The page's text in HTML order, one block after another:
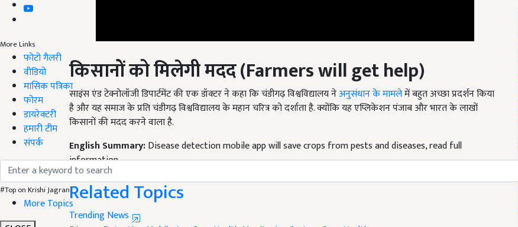
More Links
फोटो गैलरी
वीडियो
मासिक पत्रिका
फोरम
डायरेक्टरी
हमारी टीम
संपर्क
#Top on Krishi Jagran
More Topics
किसानों को मिलेगी मदद (Farmers will get help)
साइंस एंड टेक्नोलॉजी डिपार्टमेंट की एक डॉक्टर ने कहा कि चंडीगढ़ विश्वविद्यालय नेअनुसंधान के मामलेमें बहुत अच्छा प्रदर्शन किया
है और यह समाज के प्रति चंडीगढ़ विश्वविद्यालय के महान चरित्र को दर्शाता है. क्योंकि यह एप्लिकेशन पंजाब और भारत के लाखों
किसानों की मदद करने वाला है.
information
Published on:04 January 2022, 05:18 PM IST
Related Topics
Trending News
Disease Detection Mobile App